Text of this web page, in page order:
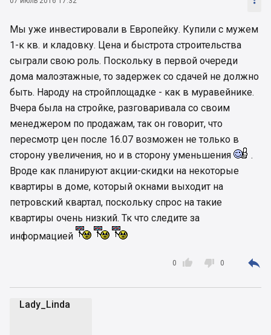
Мы уже инвестировали в Европейку. Купили с мужем
1-к кв. и кладовку. Цена и быстрота строительства
сыграли свою роль. Поскольку в первой очереди
дома малоэтажные, то задержек со сдачей не должно
быть. Народу на стройплощадке - как в муравейнике.
Вчера была на стройке, разговаривала со своим
менеджером по продажам, так он говорит, что
пересмотр цен после 16.07 возможен не только в
сторону увеличения, но и в сторону уменьшения
.
Вроде как планируют акции-скидки на некоторые
квартиры в доме, который окнами выходит на
петровский квартал, поскольку спрос на такие
квартиры очень низкий. Тк что следите за
информацией

0  0 
Lady_Linda